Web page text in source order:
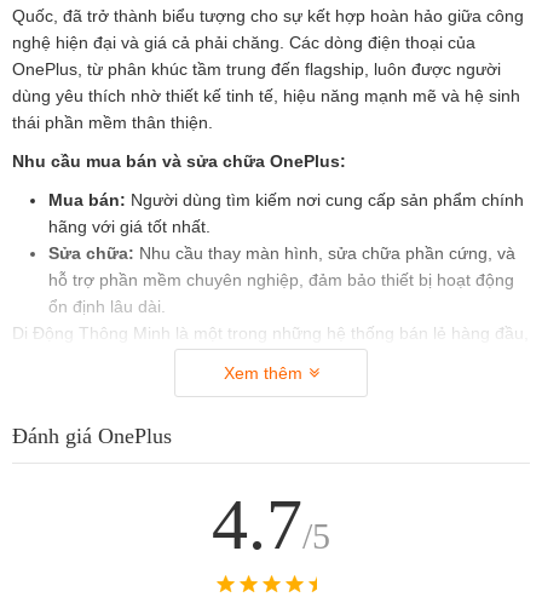
Quốc, đã trở thành biểu tượng cho sự kết hợp hoàn hảo giữa công
nghệ hiện đại và giá cả phải chăng. Các dòng điện thoại của
OnePlus, từ phân khúc tầm trung đến flagship, luôn được người
dùng yêu thích nhờ thiết kế tinh tế, hiệu năng mạnh mẽ và hệ sinh
thái phần mềm thân thiện.
Nhu cầu mua bán và sửa chữa OnePlus:
Mua bán: Người dùng tìm kiếm nơi cung cấp sản phẩm chính
hãng với giá tốt nhất.
Sửa chữa: Nhu cầu thay màn hình, sửa chữa phần cứng, và
hỗ trợ phần mềm chuyên nghiệp, đảm bảo thiết bị hoạt động
ổn định lâu dài.
Di Động Thông Minh là một trong những hệ thống bán lẻ hàng đầu,
II. Vì sao nên chọn Di Động Thông Minh để mua
bán và sửa chữa OnePlus?
Di Động Thông Minh cung cấp các dòng sản phẩm OnePlus chính
hãng, từ những model mới nhất như OnePlus 13 đến các dòng
Xem thêm
Đánh giá OnePlus
4.7/5